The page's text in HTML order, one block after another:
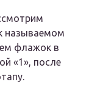
называемом
флажок в
«1», после